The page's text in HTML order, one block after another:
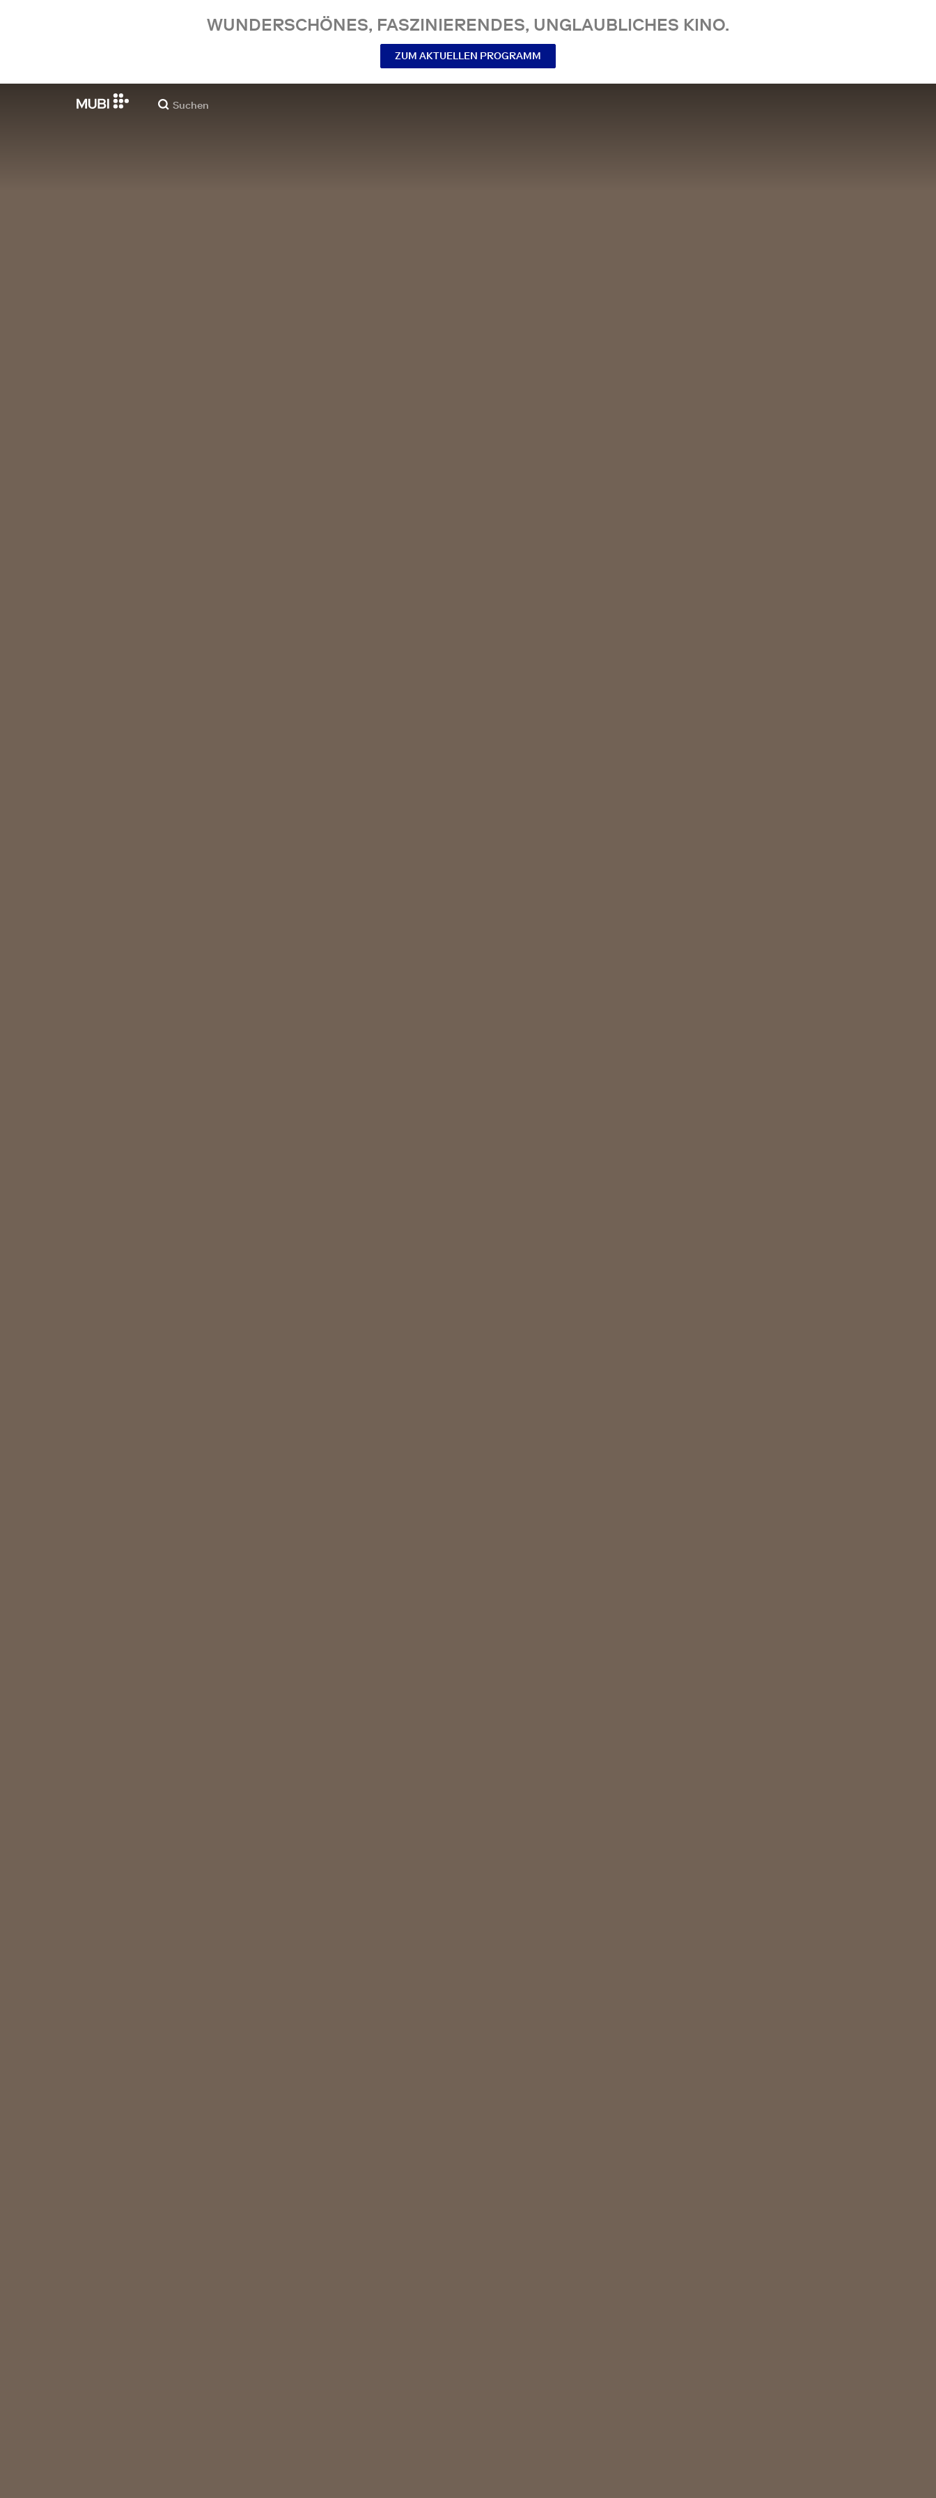
WUNDERSCHÖNES, FASZINIERENDES, UNGLAUBLICHES KINO.
ZUM AKTUELLEN PROGRAMM